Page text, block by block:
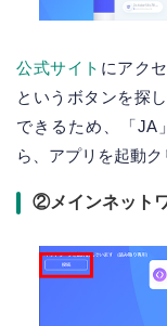
公式サイト にアク
というボタンを探
できるため、「JA
ら、アプリを起動ク
②メインネット